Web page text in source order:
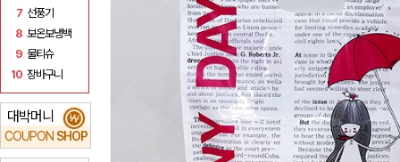
7 선풍기
8 보온보냉백
9 물티슈
10 장바구니
대박머니
COUPON SHOP
₩